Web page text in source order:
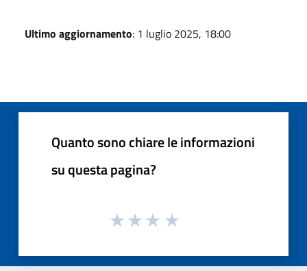
Ultimo aggiornamento: 1 luglio 2025, 18:00
Quanto sono chiare le informazioni
su questa pagina?